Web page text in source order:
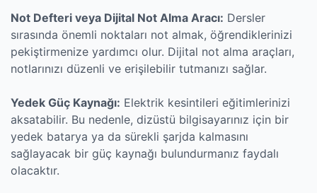
Not Defteri veya Dijital Not Alma Aracı: Dersler
sırasında önemli noktaları not almak, öğrendiklerinizi
pekiştirmenize yardımcı olur. Dijital not alma araçları,
notlarınızı düzenli ve erişilebilir tutmanızı sağlar.
Yedek Güç Kaynağı: Elektrik kesintileri eğitimlerinizi
aksatabilir. Bu nedenle, dizüstü bilgisayarınız için bir
yedek batarya ya da sürekli şarjda kalmasını
sağlayacak bir güç kaynağı bulundurmanız faydalı
olacaktır.